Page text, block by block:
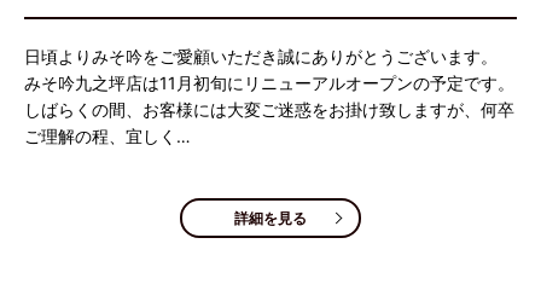
日頃よりみそ吟をご愛顧いただき誠にありがとうございます。
みそ吟九之坪店は11月初旬にリニューアルオープンの予定です。
しばらくの間、お客様には大変ご迷惑をお掛け致しますが、何卒
ご理解の程、宜しく…
詳細を見る